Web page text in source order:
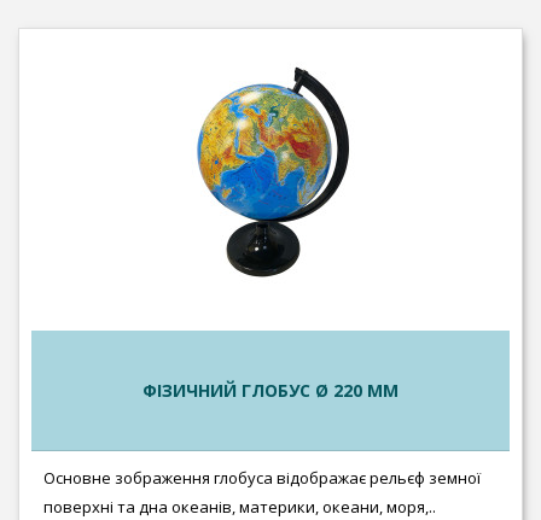
ФІЗИЧНИЙ ГЛОБУС Ø 220 ММ
Основне зображення глобуса відображає рельєф земної
поверхні та дна океанів, материки, океани, моря,..